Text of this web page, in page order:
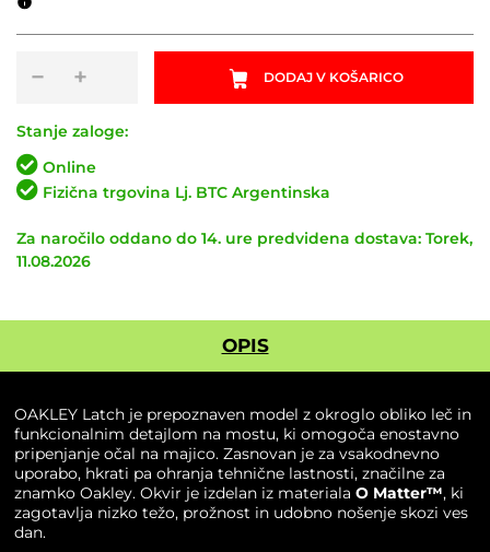
−
očala
Latch
Matte
Black
/
Black
Polar
+ DODAJ V KOŠARICO
Stanje zaloge:
Online
Fizična trgovina Lj. BTC Argentinska
Za naročilo oddano do 14. ure predvidena dostava: Torek,
11.08.2026
OPIS
OAKLEY Latch je prepoznaven model z okroglo obliko leč in
funkcionalnim detajlom na mostu, ki omogoča enostavno
pripenjanje očal na majico. Zasnovan je za vsakodnevno
uporabo, hkrati pa ohranja tehnične lastnosti, značilne za
znamko Oakley. Okvir je izdelan iz materiala O Matter™, ki
zagotavlja nizko težo, prožnost in udobno nošenje skozi ves
dan.